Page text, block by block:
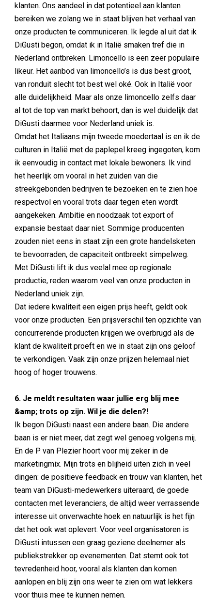
klanten. Ons aandeel in dat potentieel aan klanten
bereiken we zolang we in staat blijven het verhaal van
onze producten te communiceren. Ik legde al uit dat ik
DiGusti begon, omdat ik in Italië smaken tref die in
Nederland ontbreken. Limoncello is een zeer populaire
likeur. Het aanbod van limoncello’s is dus best groot,
van ronduit slecht tot best wel oké. Ook in Italië voor
alle duidelijkheid. Maar als onze limoncello zelfs daar
al tot de top van markt behoort, dan is wel duidelijk dat
DiGusti daarmee voor Nederland uniek is.
Omdat het Italiaans mijn tweede moedertaal is en ik de
culturen in Italië met de paplepel kreeg ingegoten, kom
ik eenvoudig in contact met lokale bewoners. Ik vind
het heerlijk om vooral in het zuiden van die
streekgebonden bedrijven te bezoeken en te zien hoe
respectvol en vooral trots daar tegen eten wordt
aangekeken. Ambitie en noodzaak tot export of
expansie bestaat daar niet. Sommige producenten
zouden niet eens in staat zijn een grote handelsketen
te bevoorraden, de capaciteit ontbreekt simpelweg.
Met DiGusti lift ik dus veelal mee op regionale
productie, reden waarom veel van onze producten in
Nederland uniek zijn.
Dat iedere kwaliteit een eigen prijs heeft, geldt ook
voor onze producten. Een prijsverschil ten opzichte van
concurrerende producten krijgen we overbrugd als de
klant de kwaliteit proeft en we in staat zijn ons geloof
te verkondigen. Vaak zijn onze prijzen helemaal niet
hoog of hoger trouwens.
6. Je meldt resultaten waar jullie erg blij mee
&amp; trots op zijn. Wil je die delen?!
Ik begon DiGusti naast een andere baan. Die andere
baan is er niet meer, dat zegt wel genoeg volgens mij.
En de P van Plezier hoort voor mij zeker in de
marketingmix. Mijn trots en blijheid uiten zich in veel
dingen: de positieve feedback en trouw van klanten, het
team van DiGusti-medewerkers uiteraard, de goede
contacten met leveranciers, de altijd weer verrassende
interesse uit onverwachte hoek en natuurlijk is het fijn
dat het ook wat oplevert. Voor veel organisatoren is
DiGusti intussen een graag geziene deelnemer als
publiekstrekker op evenementen. Dat stemt ook tot
tevredenheid hoor, vooral als klanten dan komen
aanlopen en blij zijn ons weer te zien om wat lekkers
voor thuis mee te kunnen nemen.